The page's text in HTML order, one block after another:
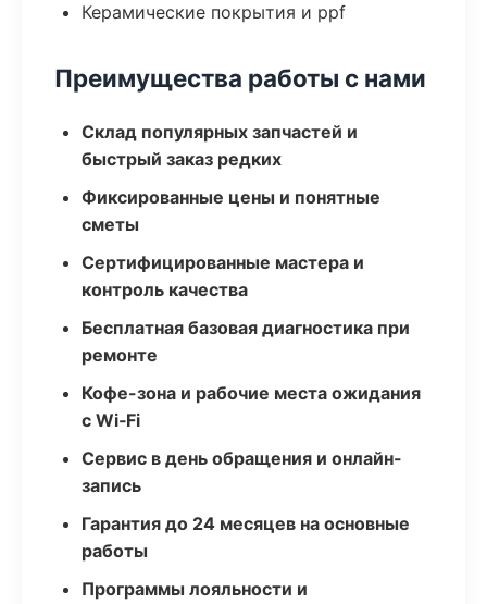
Керамические покрытия и ppf
Преимущества работы с нами
Склад популярных запчастей и
быстрый заказ редких
Фиксированные цены и понятные
сметы
Сертифицированные мастера и
контроль качества
Бесплатная базовая диагностика при
ремонте
Кофе-зона и рабочие места ожидания
с Wi‑Fi
Сервис в день обращения и онлайн-
запись
Гарантия до 24 месяцев на основные
работы
Программы лояльности и